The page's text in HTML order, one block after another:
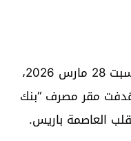
أحبطت الشرطة الفرنسية، فجر السبت 28 مارس 2026،
مقر مصرف “بنك
العاصمة باريس.